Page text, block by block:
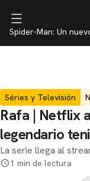
Spider-Man: Un
Séries y Televisión
Rafa | Netflix
legendario
La serie llega al
1 min de lectura